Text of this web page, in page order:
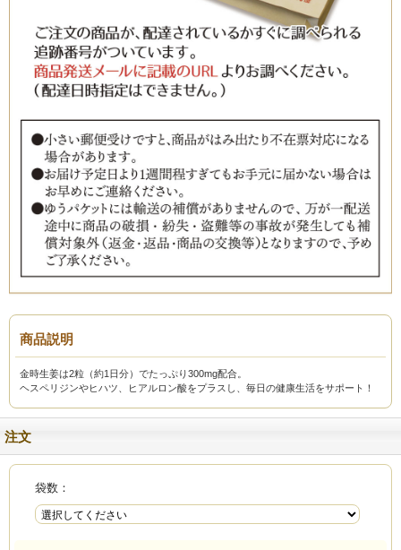
商品説明
金時生姜は2粒（約1日分）でたっぷり300mg配合。
ヘスペリジンやヒハツ、ヒアルロン酸をプラスし、毎日の健康生活をサポート！
注文
袋数：